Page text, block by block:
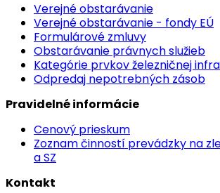
Verejné obstarávanie
Verejné obstarávanie - fondy EÚ
Formulárové zmluvy
Obstarávanie právnych služieb
Kategórie prvkov železničnej
Odpredaj nepotrebných zásob
Pravidelné informácie
Cenový prieskum
Zoznam činností prevádzky na
a SZ
Kontakt